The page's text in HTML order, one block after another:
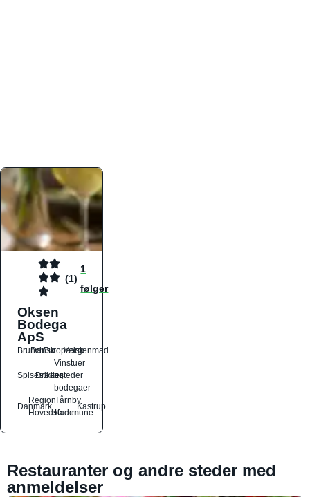
(1)
1
følger
Oksen
Bodega
ApS
Brunch
DanskEuropæiskMorgenmad
Spisesteder
Drikkesteder
Vinstuer
og
bodegaer
Danmark
Region
Hovedstaden
Tårnby
Kommune
Kastrup
Restauranter og andre steder med
anmeldelser